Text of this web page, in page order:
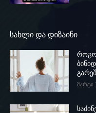
სახლი და დიზაინი
მარტი